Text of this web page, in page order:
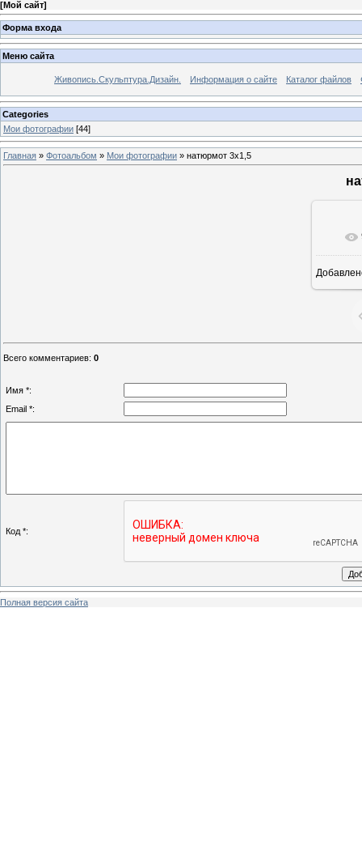
[Мой сайт]
Форма входа
Меню сайта
Живопись.Скульптура.Дизайн. Информация о сайте Каталог файлов
Categories
Мои фотографии [44]
Главная » Фотоальбом » Мои фотографии » натюрмот 3х1,5
Всего комментариев: 0
Имя *:
Email *:
Код *:
Полная версия сайта